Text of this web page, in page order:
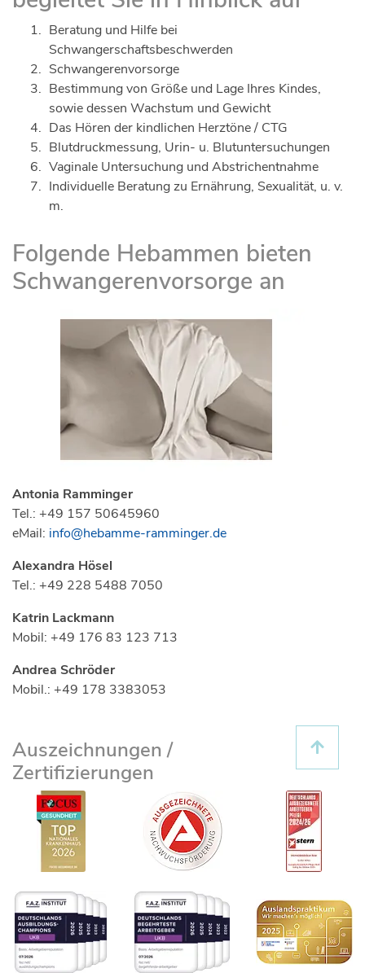
Beratung und Hilfe bei
Schwangerschaftsbeschwerden
Schwangerenvorsorge
Bestimmung von Größe und Lage Ihres Kindes,
sowie dessen Wachstum und Gewicht
Das Hören der kindlichen Herztöne / CTG
Blutdruckmessung, Urin- u. Blutuntersuchungen
Vaginale Untersuchung und Abstrichentnahme
Individuelle Beratung zu Ernährung, Sexualität, u. v.
m.
Folgende Hebammen bieten
Schwangerenvorsorge an
Antonia Ramminger
Tel.: +49 157 50645960
eMail: info@hebamme-ramminger.de
Alexandra Hösel
Tel.: +49 228 5488 7050
Katrin Lackmann
Mobil: +49 176 83 123 713
Andrea Schröder
Mobil.: +49 178 3383053
Auszeichnungen /
Zertifizierungen